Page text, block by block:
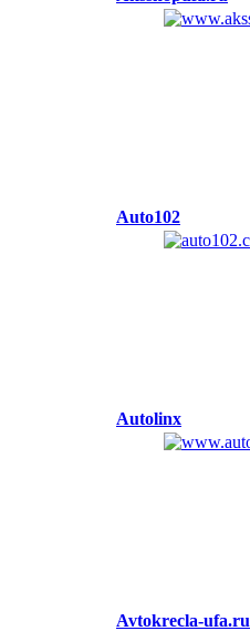
Auto102
Autolinx
Avtokrecla-ufa.ru